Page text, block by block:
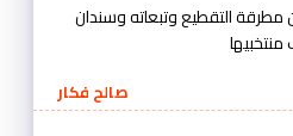
مطرقة التقطيع وتبعاته وسندان
صالح فكار